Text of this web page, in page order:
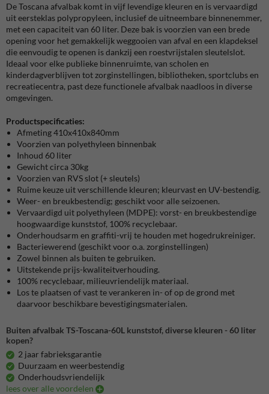
De Toscana afvalbak komt in vijf levendige kleuren en is vervaardigd
uit eersteklas polypropyleen, inclusief de uitneembare binnenemmer,
met een capaciteit van 60 liter. Deze bak is voorzien van een brede
opening voor het gemakkelijk weggooien van afval en een klapdeksel
die eenvoudig te openen is dankzij een roestvrijstalen sleutelslot.
Ideaal voor elke publieke binnenruimte, van scholen en
kinderdagverblijven tot zorginstellingen, bibliotheken, sportclubs en
recreatiecentra, past deze functionele afvalbak naadloos in diverse
omgevingen.
Productspecificaties:
Afmeting 410x410x840mm
Voorzien van polyethyleen binnenbak
Inhoud 60 liter
Gewicht circa 30kg
Voorzien van RVS slot (+ sleutels)
Ruime keuze uit verschillende kleuren; kleurvast en UV-bestendig.
Weer- en breukbestendig; geschikt voor alle seizoenen.
Vervaardigd uit polyethyleen (MDPE): vorst- en breukbestendige
hoogwaardige kunststof, 100% recyclebaar.
Onderhoudsarm en graffiti-vrij te houden met hogedrukreiniger.
Bacteriewerend (geschikt voor o.a. zorginstellingen)
Zowel binnen als buiten te gebruiken.
Uitstekende prijs-kwaliteitverhouding.
100% recyclebaar, milieuvriendelijk materiaal.
Los te plaatsen of vast te verankeren in- of op de grond met
daarvoor beschikbare bevestigingsmaterialen.
Buiten afvalbak TS-Toscana-60L kunststof, diverse kleuren - 60 liter
kopen?
2 jaar fabrieksgarantie
Duurzaam en weerbestendig
Onderhoudsvriendelijk
lees over alle voordelen